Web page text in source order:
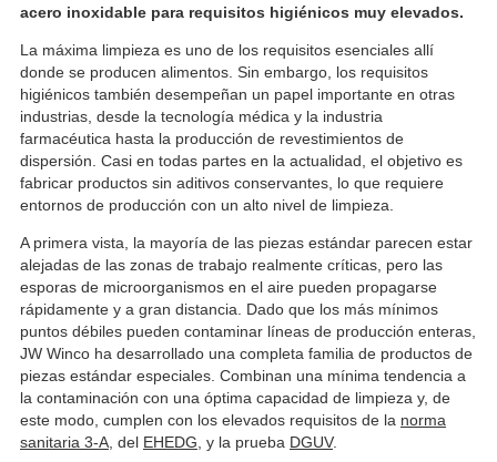
acero inoxidable para requisitos higiénicos muy elevados.
La máxima limpieza es uno de los requisitos esenciales allí
donde se producen alimentos. Sin embargo, los requisitos
higiénicos también desempeñan un papel importante en otras
industrias, desde la tecnología médica y la industria
farmacéutica hasta la producción de revestimientos de
dispersión. Casi en todas partes en la actualidad, el objetivo es
fabricar productos sin aditivos conservantes, lo que requiere
entornos de producción con un alto nivel de limpieza.
A primera vista, la mayoría de las piezas estándar parecen estar
alejadas de las zonas de trabajo realmente críticas, pero las
esporas de microorganismos en el aire pueden propagarse
rápidamente y a gran distancia. Dado que los más mínimos
puntos débiles pueden contaminar líneas de producción enteras,
JW Winco ha desarrollado una completa familia de productos de
piezas estándar especiales. Combinan una mínima tendencia a
la contaminación con una óptima capacidad de limpieza y, de
este modo, cumplen con los elevados requisitos de la norma
sanitaria 3-A , del EHEDG , y la prueba DGUV.